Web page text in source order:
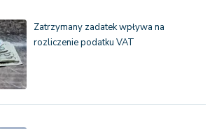
Zatrzymany zadatek wpływa na
rozliczenie podatku VAT